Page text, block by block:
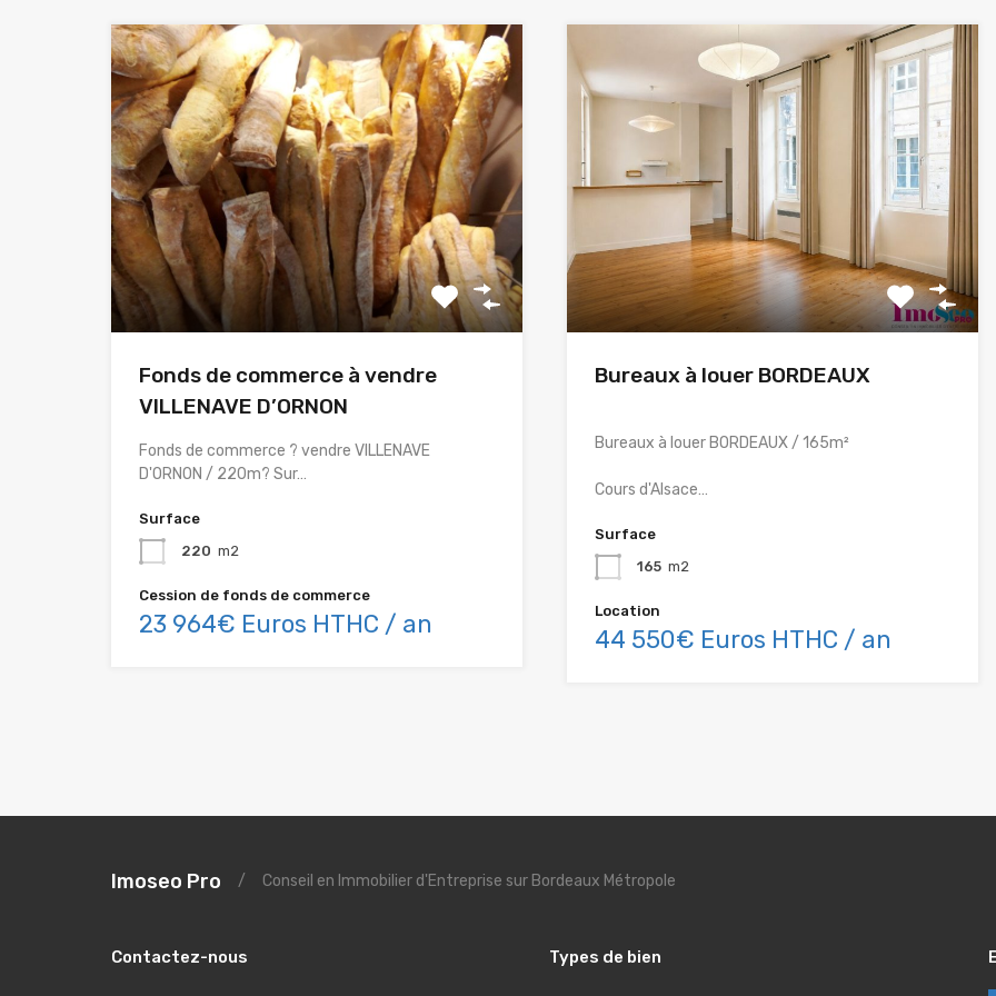
Fonds de commerce à vendre
VILLENAVE D’ORNON
Fonds de commerce ? vendre VILLENAVE
D'ORNON / 220m? Sur…
Surface
220 m2
Cession de fonds de commerce
23 964€ Euros HTHC / an
Bureaux à louer BORDEAUX
Bureaux à louer BORDEAUX / 165m²
Cours d'Alsace…
Surface
165 m2
Location
44 550€ Euros HTHC / an
Imoseo Pro / Conseil en Immobilier d'Entreprise sur Bordeaux Métropole
Contactez-nous Types de bien